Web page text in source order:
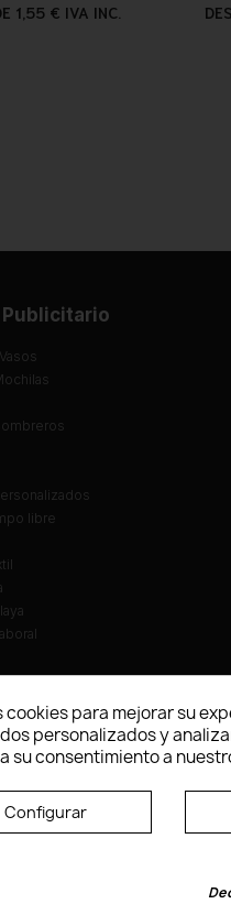
1,55 € IVA INC.
Publicitario
libre
de código accesible según
cookies para mejorar su
personalizados y
su consentimiento a
Configurar